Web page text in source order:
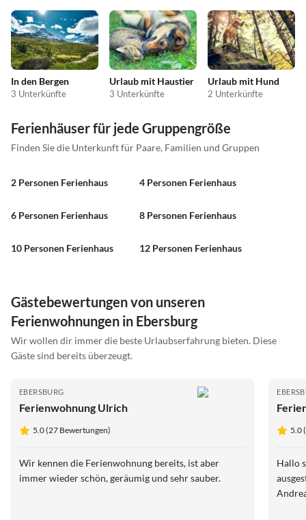
In den Bergen
3 Unterkünfte
Urlaub mit Haustier
3 Unterkünfte
Urlaub mit Hund
2 Unterkünfte
Ferienhäuser für jede Gruppengröße
Finden Sie die Unterkunft für Paare, Familien und Gruppen
2 Personen Ferienhaus 4 Personen Ferienhaus
6 Personen Ferienhaus 8 Personen Ferienhaus
10 Personen Ferienhaus 12 Personen Ferienhaus
Gästebewertungen von unseren
Ferienwohnungen in Ebersburg
Wir wollen dir immer die beste Urlaubserfahrung bieten. Diese
Gäste sind bereits überzeugt.
EBERSBURG
Ferienwohnung Ulrich
5.0 (27 Bewertungen)
Wir kennen die Ferienwohnung bereits, ist aber
immer wieder schön, geräumig und sehr sauber.
5.0
Hallo